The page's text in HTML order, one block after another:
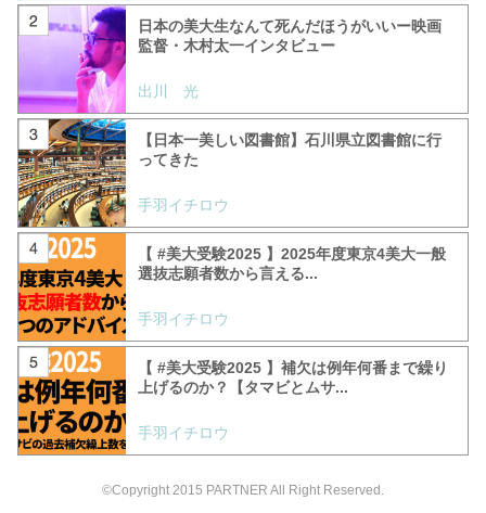
日本の美大生なんて死んだほうがいいー映画
監督・木村太一インタビュー
出川 光
【日本一美しい図書館】石川県立図書館に行
ってきた
手羽イチロウ
【 #美大受験2025 】2025年度東京4美大一般
選抜志願者数から言える...
手羽イチロウ
【 #美大受験2025 】補欠は例年何番まで繰り
上げるのか？【タマビとムサ...
手羽イチロウ
©Copyright 2015 PARTNER All Right Reserved.